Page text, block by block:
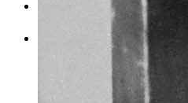
MULTIMÉDIAS